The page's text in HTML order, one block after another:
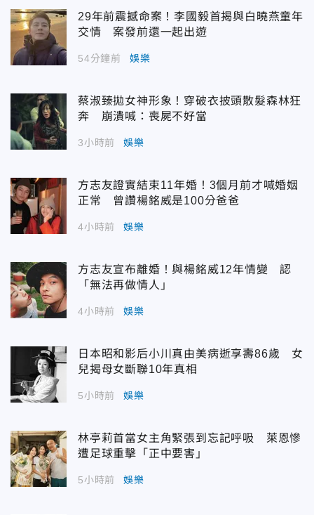
29年前震撼命案！李國毅首揭與白曉燕童年
交情 案發前還一起出遊
54分鐘前 娛樂
蔡淑臻拋女神形象！穿破衣披頭散髮森林狂
奔 崩潰喊：喪屍不好當
3小時前 娛樂
方志友證實結束11年婚！3個月前才喊婚姻
正常 曾讚楊銘威是100分爸爸
4小時前 娛樂
方志友宣布離婚！與楊銘威12年情變 認
「無法再做情人」
4小時前 娛樂
日本昭和影后小川真由美病逝享壽86歲 女
兒揭母女斷聯10年真相
5小時前 娛樂
林亭莉首當女主角緊張到忘記呼吸 萊恩慘
遭足球重擊「正中要害」
5小時前 娛樂